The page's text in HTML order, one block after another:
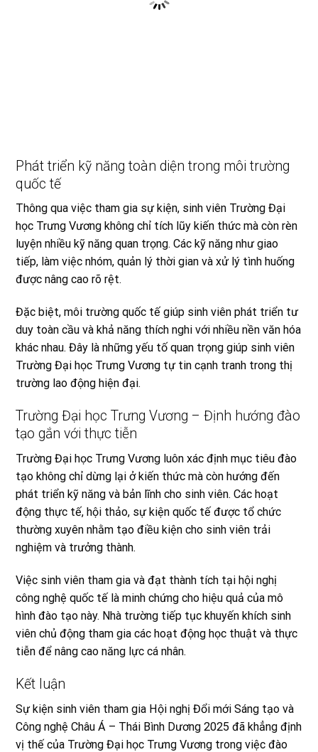
Phát triển kỹ năng toàn diện trong môi trường
quốc tế
Thông qua việc tham gia sự kiện, sinh viên Trường Đại
học Trưng Vương không chỉ tích lũy kiến thức mà còn rèn
luyện nhiều kỹ năng quan trọng. Các kỹ năng như giao
tiếp, làm việc nhóm, quản lý thời gian và xử lý tình huống
được nâng cao rõ rệt.
Đặc biệt, môi trường quốc tế giúp sinh viên phát triển tư
duy toàn cầu và khả năng thích nghi với nhiều nền văn hóa
khác nhau. Đây là những yếu tố quan trọng giúp sinh viên
Trường Đại học Trưng Vương tự tin cạnh tranh trong thị
trường lao động hiện đại.
Trường Đại học Trưng Vương – Định hướng đào
tạo gắn với thực tiễn
Trường Đại học Trưng Vương luôn xác định mục tiêu đào
tạo không chỉ dừng lại ở kiến thức mà còn hướng đến
phát triển kỹ năng và bản lĩnh cho sinh viên. Các hoạt
động thực tế, hội thảo, sự kiện quốc tế được tổ chức
thường xuyên nhằm tạo điều kiện cho sinh viên trải
nghiệm và trưởng thành.
Việc sinh viên tham gia và đạt thành tích tại hội nghị
công nghệ quốc tế là minh chứng cho hiệu quả của mô
hình đào tạo này. Nhà trường tiếp tục khuyến khích sinh
viên chủ động tham gia các hoạt động học thuật và thực
tiễn để nâng cao năng lực cá nhân.
Kết luận
Sự kiện sinh viên tham gia Hội nghị Đổi mới Sáng tạo và
Công nghệ Châu Á – Thái Bình Dương 2025 đã khẳng định
vị thế của Trường Đại học Trưng Vương trong việc đào